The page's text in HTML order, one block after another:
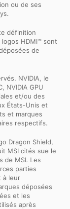
ou de ses
définition
HDMI™ sont
de
NVIDIA, le
NVIDIA GPU
et/ou des
États-Unis et
et marques
respectifs.
Dragon Shield,
MSI cités sue le
de MSI. Les
parties
à leur
déposées
et les
après